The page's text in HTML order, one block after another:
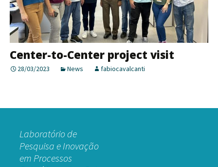
Center-to-Center project visit
28/03/2023 News fabiocavalcanti
Laboratório de
Pesquisa e Inovação
em Processos